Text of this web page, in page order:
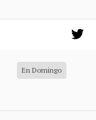
En Domingo